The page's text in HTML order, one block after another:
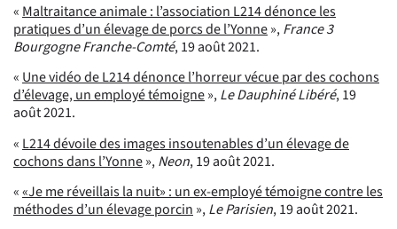
« Maltraitance animale : l’association L214 dénonce les
pratiques d’un élevage de porcs de l’Yonne»,France 3
Bourgogne Franche-Comté, 19 août 2021.
« Une vidéo de L214 dénonce l’horreur vécue par des cochons
d’élevage, un employé témoigne»,Le Dauphiné Libéré, 19
août 2021.
« L214 dévoile des images insoutenables d’un élevage de
cochons dans l’Yonne»,Neon, 19 août 2021.
««Je me réveillais la nuit» : un ex-employé témoigne contre les
méthodes d’un élevage porcin »,Le Parisien, 19 août 2021.